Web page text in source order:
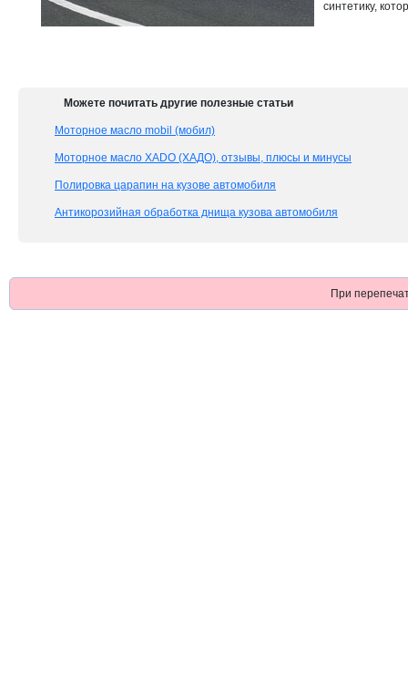
синтетику,
Можете почитать другие полезные статьи
Моторное масло mobil (мобил)
Моторное масло XADO (ХАДО), отзывы, плюсы и минусы
Полировка царапин на кузове автомобиля
Антикорозийная обработка днища кузова автомобиля
При